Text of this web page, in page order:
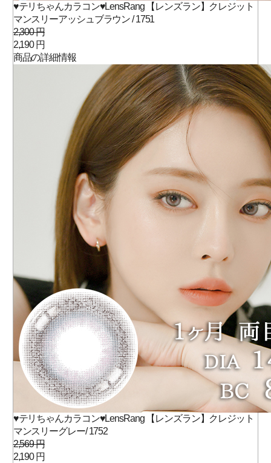
♥テリちゃんカラコン♥LensRang 【レンズラン】クレジット
マンスリーアッシュブラウン / 1751
2,300 円
2,190 円
商品の詳細情報
♥テリちゃんカラコン♥LensRang 【レンズラン】クレジット
マンスリーグレー/ 1752
2,569 円
2,190 円